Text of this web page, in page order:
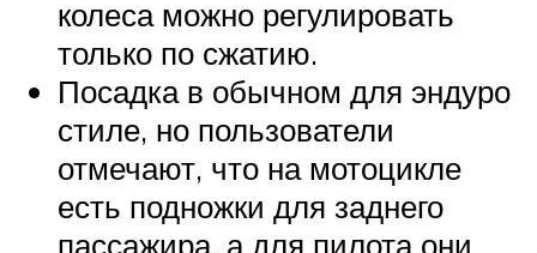
колеса можно регулировать
только по сжатию.
Посадка в обычном для эндуро
стиле, но пользователи
отмечают, что на мотоцикле
есть подножки для заднего
пассажира, а для пилота они